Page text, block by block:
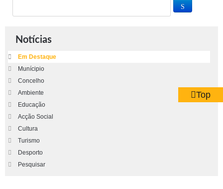
Notícias
Em Destaque
Munícipio
Concelho
Ambiente
Educação
Acção Social
Cultura
Turismo
Desporto
Pesquisar
Top